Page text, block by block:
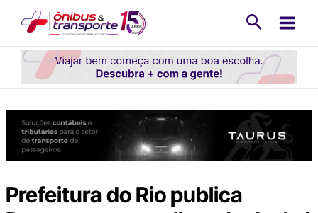
conteúdo
Prefeitura do Rio publica